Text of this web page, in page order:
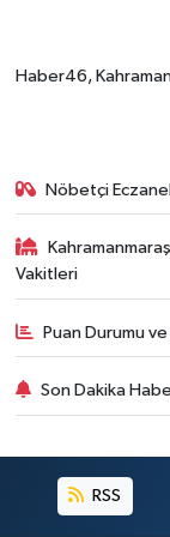
Haber46,
Nöbetçi
Vakitleri
Puan Durumu
Son Dakika
RSS